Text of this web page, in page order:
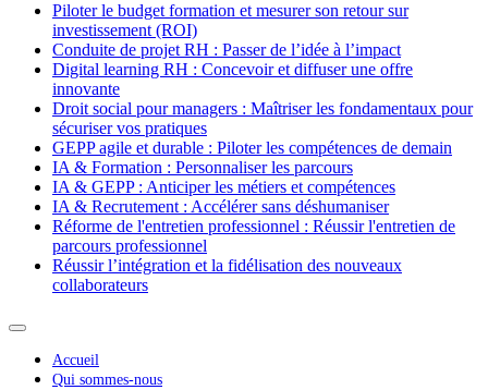
Piloter le budget formation et mesurer son retour sur
investissement (ROI)
Conduite de projet RH : Passer de l’idée à l’impact
Digital learning RH : Concevoir et diffuser une offre
innovante
Droit social pour managers : Maîtriser les fondamentaux pour
sécuriser vos pratiques
GEPP agile et durable : Piloter les compétences de demain
IA & Formation : Personnaliser les parcours
IA & GEPP : Anticiper les métiers et compétences
IA & Recrutement : Accélérer sans déshumaniser
Réforme de l'entretien professionnel : Réussir l'entretien de
parcours professionnel
Réussir l’intégration et la fidélisation des nouveaux
collaborateurs
Accueil
Qui sommes-nous